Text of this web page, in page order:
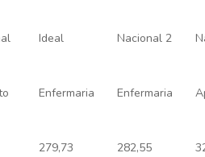
Ideal Nacional 2
Enfermaria Enfermaria
279,73 282,55